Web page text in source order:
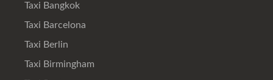
Taxi Bangkok
Taxi Barcelona
Taxi Berlin
Taxi Birmingham